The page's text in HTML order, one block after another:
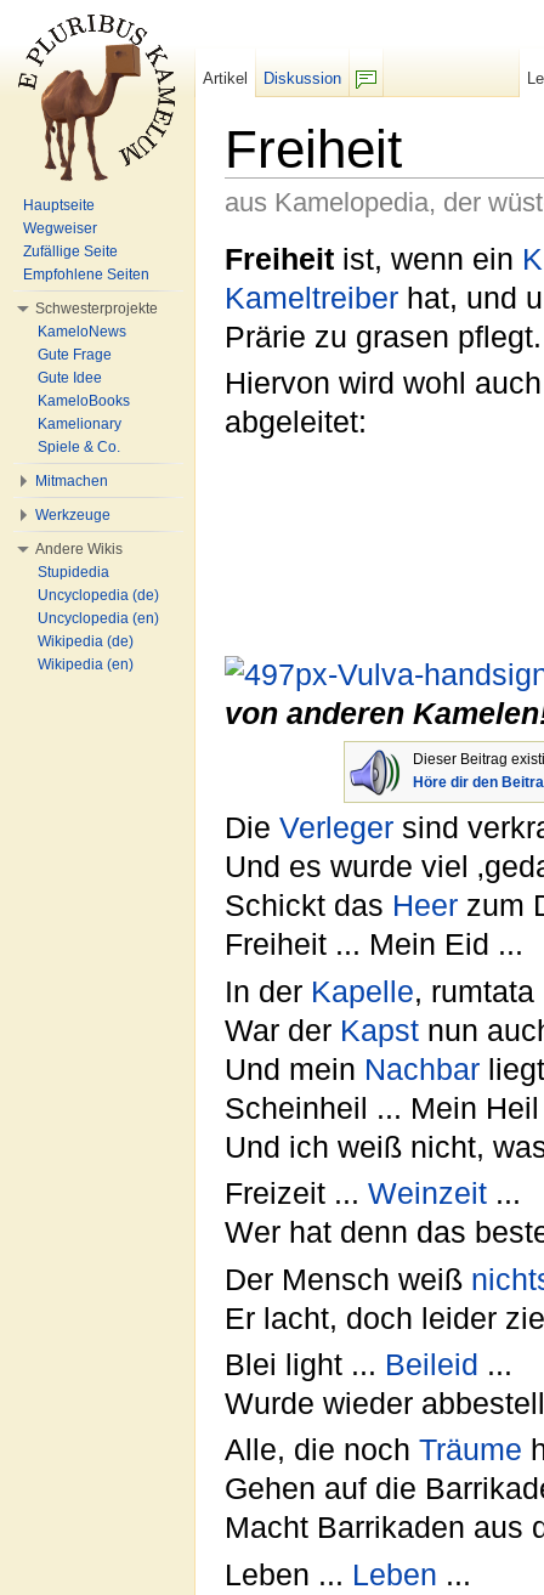
Freiheit
aus Kamelopedia, der
Freiheit ist, wenn ein
Kameltreiber hat, und
Prärie zu grasen pflegt.
Hiervon wird wohl
abgeleitet:
von anderen
Dieser Beitrag
Höre dir den
Die Verleger sind
Und es wurde viel
Schickt das Heer zum
Freiheit ... Mein Eid ...
In der Kapelle, rumtata
War der Kapst nun
Und mein Nachbar
Scheinheil ... Mein
Und ich weiß nicht,
Freizeit ... Weinzeit ...
Wer hat denn das
Der Mensch weiß
Er lacht, doch leider
Blei light ... Beileid ...
Wurde wieder
Alle, die noch Träume
Gehen auf die
Macht Barrikaden aus
Leben ... Leben ...
Artikel
Diskussion
Hauptseite
Wegweiser
Zufällige Seite
Empfohlene Seiten
Schwesterprojekte
KameloNews
Gute Frage
Gute Idee
KameloBooks
Kamelionary
Spiele & Co.
Mitmachen
Werkzeuge
Andere Wikis
Stupidedia
Uncyclopedia (de)
Uncyclopedia (en)
Wikipedia (de)
Wikipedia (en)